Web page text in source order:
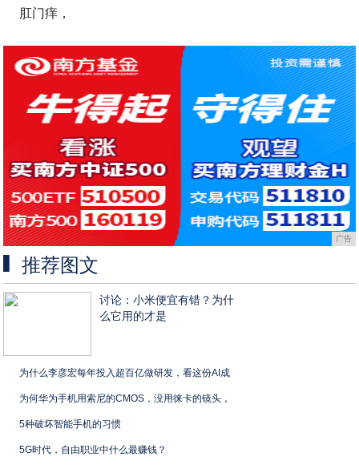
肛门痒，
广告
推荐图文
讨论：小米便宜有错？为什
么它用的才是
为什么李彦宏每年投入超百亿做研发，看这份AI成
为何华为手机用索尼的CMOS，没用徕卡的镜头，
5种破坏智能手机的习惯
5G时代，自由职业中什么最赚钱？